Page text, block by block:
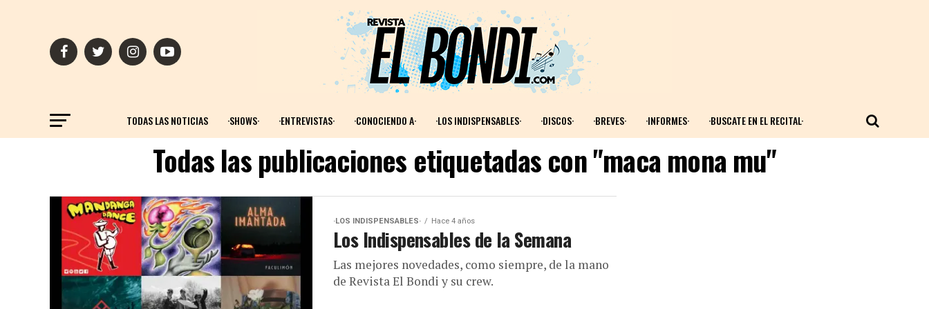
TODAS LAS NOTICIAS ·SHOWS· ·ENTREVISTAS· ·CONOCIENDO A· ·LOS INDISPENSABLES· ·DISCOS· ·BREVES· ·INFORMES· ·BUSCATE EN EL RECITAL·
Todas las publicaciones etiquetadas con "maca mona mu"
·LOS INDISPENSABLES· Hace 4 años
Los Indispensables de la Semana
Las mejores novedades, como siempre, de la mano
de Revista El Bondi y su crew.